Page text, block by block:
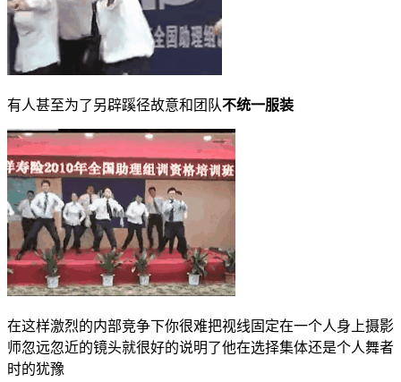
有人甚至为了另辟蹊径故意和团队不统一服装
在这样激烈的内部竞争下你很难把视线固定在一个人身上摄影
师忽远忽近的镜头就很好的说明了他在选择集体还是个人舞者
时的犹豫